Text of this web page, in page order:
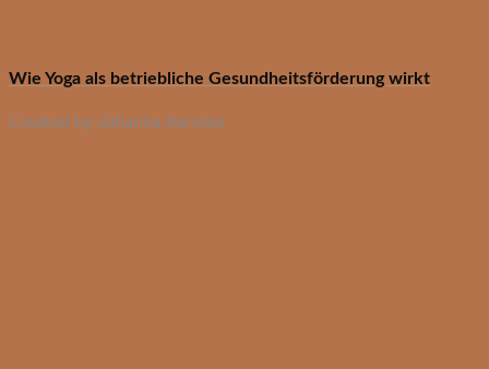
Wie Yoga als betriebliche Gesundheitsförderung wirkt
Created by Johanna Kersten